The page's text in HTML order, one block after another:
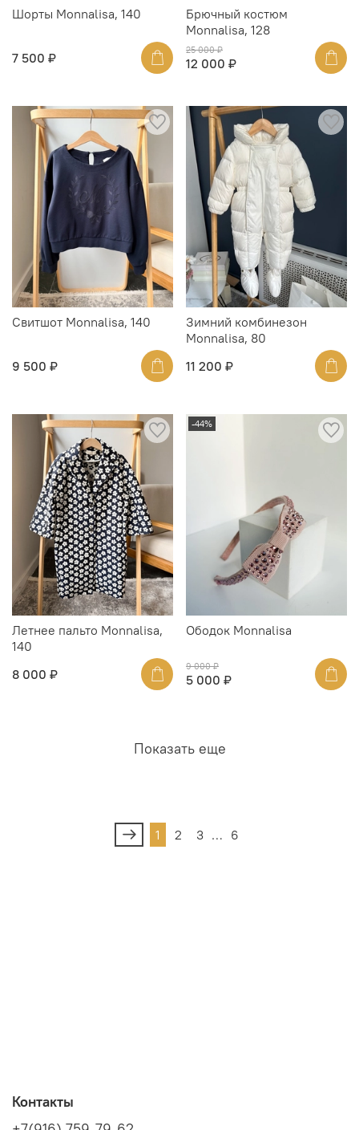
Шорты Monnalisa, 140
7 500 ₽
Брючный костюм
Monnalisa, 128
25 000 ₽
12 000 ₽
Свитшот Monnalisа, 140
9 500 ₽
Зимний комбинезон
Monnalisa, 80
11 200 ₽
Летнее пальто Monnalisa,
140
8 000 ₽
-44%
Ободок Monnalisa
9 000 ₽
5 000 ₽
Показать еще
1 2 3 … 6
Контакты